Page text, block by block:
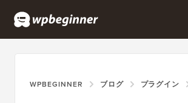
WPBEGINNER ブログ プラグイン